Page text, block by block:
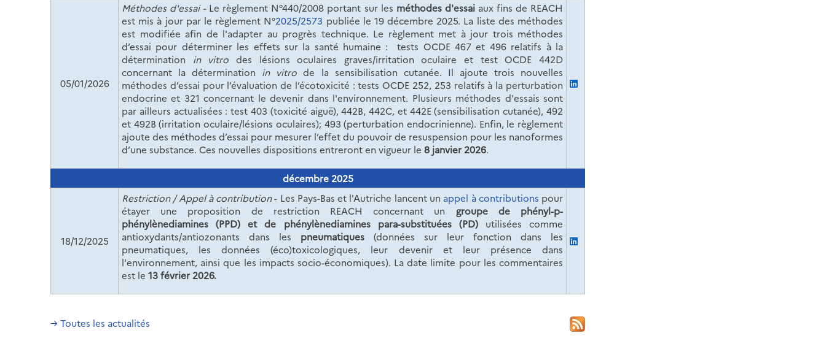
05/01/2026
Méthodes d'essai - Le règlement N°440/2008 portant sur les méthodes d'essaiaux fins de REACH
est mis à jour par le règlement N°2025/2573 publiée le 19 décembre 2025. La liste des méthodes
est modifiée afin de l'adapter au progrès technique. Le règlement met à jour trois méthodes
d’essai pour déterminer les effets sur la santé humaine : tests OCDE 467 et 496 relatifs à la
détermination in vitro des lésions oculaires graves/irritation oculaire et test OCDE 442D
concernant la détermination in vitro de la sensibilisation cutanée. Il ajoute trois nouvelles
méthodes d’essai pour l’évaluation de l’écotoxicité : tests OCDE 252, 253 relatifs à la perturbation
endocrine et 321 concernant le devenir dans l'environnement. Plusieurs méthodes d'essais sont
par ailleurs actualisées : test 403 (toxicité aiguë), 442B, 442C, et 442E (sensibilisation cutanée), 492
et 492B (irritation oculaire/lésions oculaires); 493 (perturbation endocrinienne). Enfin, le règlement
ajoute des méthodes d’essai pour mesurer l’effet du pouvoir de resuspension pour les nanoformes
d’une substance. Ces nouvelles dispositions entreront en vigueur le 8 janvier 2026.
décembre 2025
18/12/2025
Restriction / Appel à contribution- Les Pays-Bas et l'Autriche lancent un appel à contributions pour
étayer une proposition de restriction REACH concernant un groupe de phényl-p-
phénylènediamines (PPD) et de phénylènediamines para-substituées (PD)utilisées comme
antioxydants/antiozonants dans les pneumatiques (données sur leur fonction dans les
pneumatiques, les données (éco)toxicologiques, leur devenir et leur présence dans
l'environnement, ainsi que les impacts socio-économiques). La date limite pour les commentaires
est le 13 février 2026.
→ Toutes les actualités